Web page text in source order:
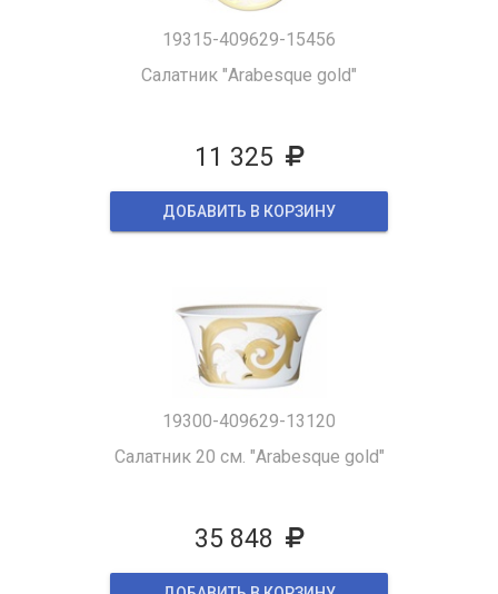
19315-409629-15456
Салатник "Arabesque gold"
11 325
ДОБАВИТЬ В КОРЗИНУ
19300-409629-13120
Салатник 20 см. "Arabesque gold"
35 848